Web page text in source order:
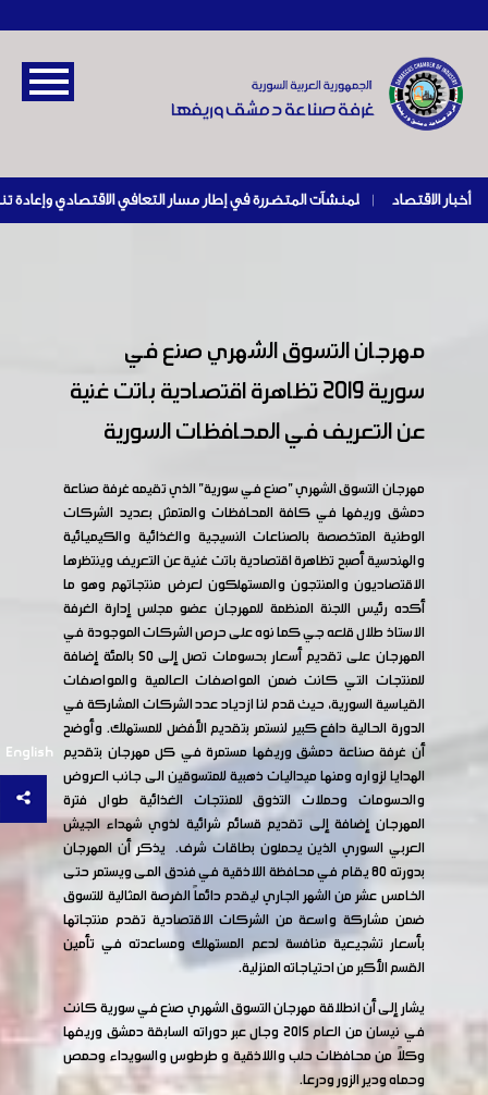
أخبار الاقتصاد |
English
مهرجان التسوق الشهري صنع في
سورية 2019 تظاهرة اقتصادية باتت غنية
عن التعريف في المحافظات السورية
مهرجان التسوق الشهري "صنع في سورية" الذي تقيمه غرفة صناعة
دمشق وريفها في كافة المحافظات والمتمثل بعديد الشركات
الوطنية المتخصصة بالصناعات النسيجية والغذائية والكيميائية
والهندسية أصبح تظاهرة اقتصادية باتت غنية عن التعريف وينتظرها
الاقتصاديون والمنتجون والمستهلكون لعرض منتجاتهم وهو ما
أكده رئيس اللجنة المنظمة للمهرجان عضو مجلس إدارة الغرفة
الاستاذ طلال قلعه جي كما نوه على حرص الشركات الموجودة في
المهرجان على تقديم أسعار بحسومات تصل إلى 50 بالمئة إضافة
للمنتجات التي كانت ضمن المواصفات العالمية والمواصفات
القياسية السورية، حيث قدم لنا ازدياد عدد الشركات المشاركة في
الدورة الحالية دافع كبير لنستمر بتقديم الأفضل للمستهلك. وأوضح
أن غرفة صناعة دمشق وريفها مستمرة في كل مهرجان بتقديم
الهدايا لزواره ومنها ميداليات ذهبية للمتسوقين الى جانب العروض
والحسومات وحملات التذوق للمنتجات الغذائية طوال فترة
المهرجان إضافة إلى تقديم قسائم شرائية لذوي شهداء الجيش
العربي السوري الذين يحملون بطاقات شرف. يذكر أن المهرجان
بدورته 80 يقام في محافظة اللاذقية في فندق المى ويستمر حتى
الخامس عشر من الشهر الجاري ليقدم دائماً الفرصة المثالية للتسوق
ضمن مشاركة واسعة من الشركات الاقتصادية تقدم منتجاتها
بأسعار تشجيعية منافسة لدعم المستهلك ومساعدته في تأمين
القسم الأكبر من احتياجاته المنزلية.
يشار إلى أن انطلاقة مهرجان التسوق الشهري صنع في سورية كانت
في نيسان من العام 2015 وجال عبر دوراته السابقة دمشق وريفها
وكلاً من محافظات حلب واللاذقية و طرطوس والسويداء وحمص
وحماه ودير الزور ودرعا.